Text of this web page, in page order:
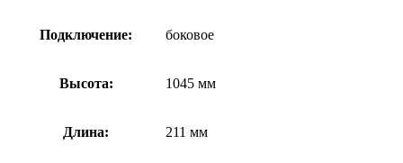
Подключение: боковое
Высота: 1045 мм
Длина: 211 мм